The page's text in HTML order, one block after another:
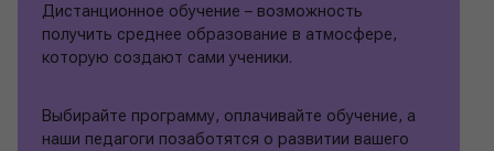
Дистанционное обучение – возможность
получить среднее образование в атмосфере,
которую создают сами ученики.
Выбирайте программу, оплачивайте обучение, а
наши педагоги позаботятся о развитии вашего